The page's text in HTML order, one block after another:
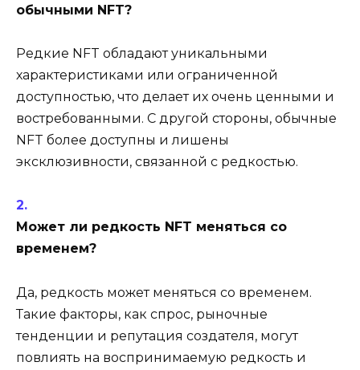
обычными NFT?
Редкие NFT обладают уникальными
характеристиками или ограниченной
доступностью, что делает их очень ценными и
востребованными. С другой стороны, обычные
NFT более доступны и лишены
эксклюзивности, связанной с редкостью.
Может ли редкость NFT меняться со
временем?
Да, редкость может меняться со временем.
Такие факторы, как спрос, рыночные
тенденции и репутация создателя, могут
повлиять на воспринимаемую редкость и